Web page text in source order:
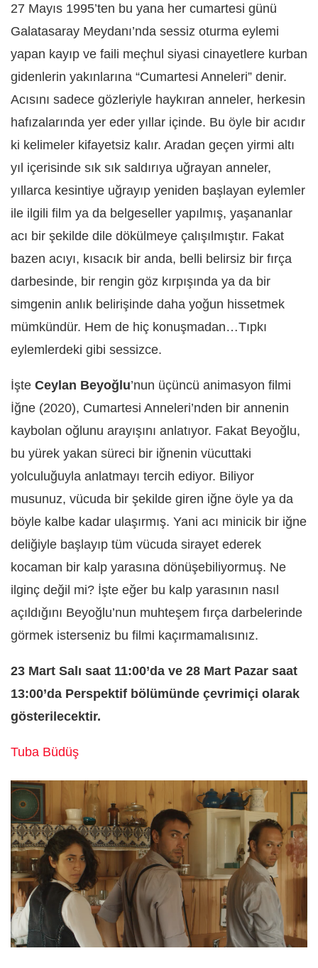
27 Mayıs 1995’ten bu yana her cumartesi günü
Galatasaray Meydanı’nda sessiz oturma eylemi
yapan kayıp ve faili meçhul siyasi cinayetlere kurban
gidenlerin yakınlarına “Cumartesi Anneleri” denir.
Acısını sadece gözleriyle haykıran anneler, herkesin
hafızalarında yer eder yıllar içinde. Bu öyle bir acıdır
ki kelimeler kifayetsiz kalır. Aradan geçen yirmi altı
yıl içerisinde sık sık saldırıya uğrayan anneler,
yıllarca kesintiye uğrayıp yeniden başlayan eylemler
ile ilgili film ya da belgeseller yapılmış, yaşananlar
acı bir şekilde dile dökülmeye çalışılmıştır. Fakat
bazen acıyı, kısacık bir anda, belli belirsiz bir fırça
darbesinde, bir rengin göz kırpışında ya da bir
simgenin anlık belirişinde daha yoğun hissetmek
mümkündür. Hem de hiç konuşmadan…Tıpkı
eylemlerdeki gibi sessizce.
İşte Ceylan Beyoğlu’nun üçüncü animasyon filmi
İğne (2020), Cumartesi Anneleri’nden bir annenin
kaybolan oğlunu arayışını anlatıyor. Fakat Beyoğlu,
bu yürek yakan süreci bir iğnenin vücuttaki
yolculuğuyla anlatmayı tercih ediyor. Biliyor
musunuz, vücuda bir şekilde giren iğne öyle ya da
böyle kalbe kadar ulaşırmış. Yani acı minicik bir iğne
deliğiyle başlayıp tüm vücuda sirayet ederek
kocaman bir kalp yarasına dönüşebiliyormuş. Ne
ilginç değil mi? İşte eğer bu kalp yarasının nasıl
açıldığını Beyoğlu’nun muhteşem fırça darbelerinde
görmek isterseniz bu filmi kaçırmamalısınız.
23 Mart Salı saat 11:00’da ve 28 Mart Pazar saat
13:00’da Perspektif bölümünde çevrimiçi olarak
gösterilecektir.
Tuba Büdüş